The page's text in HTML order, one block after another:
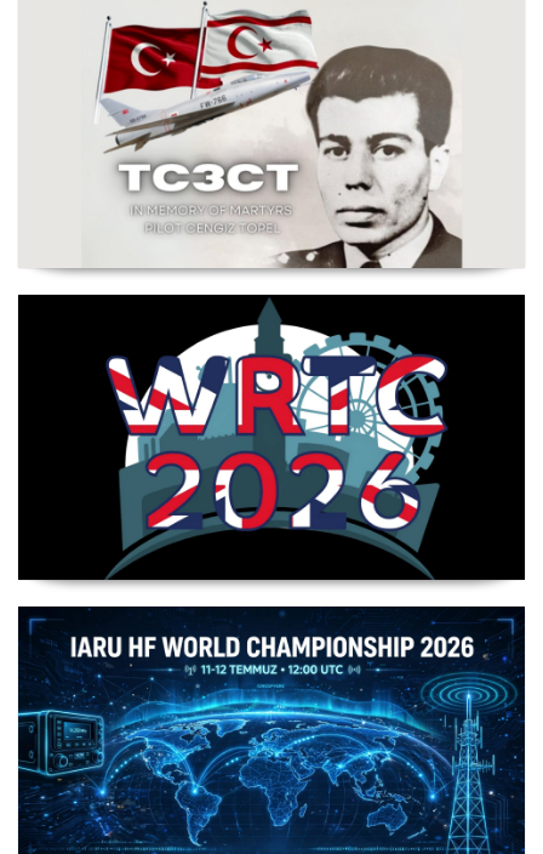
Şehit Pilot Yüzbaşı Cengiz Topel Anma Etkinliği
WRTC 2026 Şampiyonu Litvanya Takımı